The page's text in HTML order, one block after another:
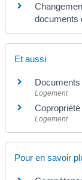
documents
Et aussi
Logement
Logement
Pour en savoir